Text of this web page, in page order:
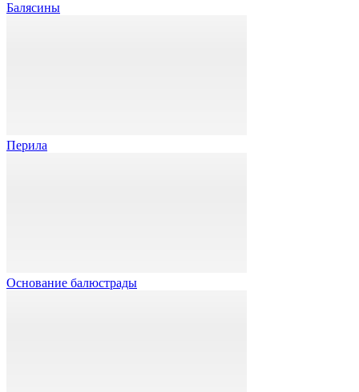
Балясины
Перила
Основание балюстрады